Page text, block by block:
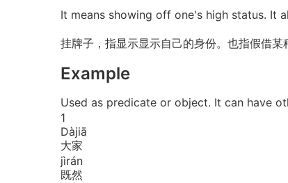
It means showing off one's high status. It
挂牌子，指显示显示自己的身份。也指假借某
Example
Used as predicate or object. It can have
1
Dàjiā
大家
jìrán
既然